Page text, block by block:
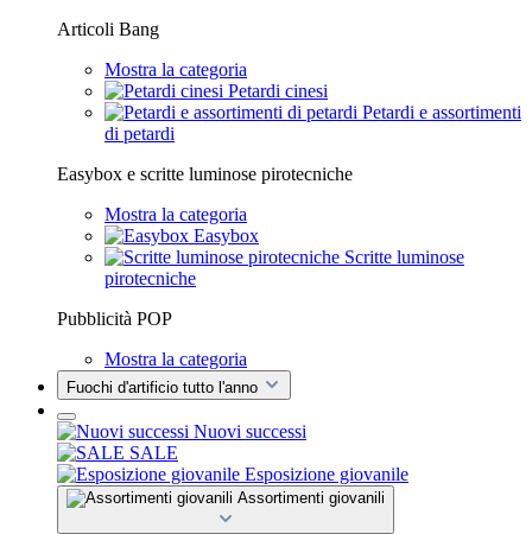
Articoli Bang
Mostra la categoria
Petardi cinesi
Petardi e assortimenti
di petardi
Easybox e scritte luminose pirotecniche
Mostra la categoria
Easybox
Scritte luminose
pirotecniche
Pubblicità POP
Mostra la categoria
Fuochi d'artificio tutto l'anno
Nuovi successi
SALE
Esposizione giovanile
Assortimenti giovanili